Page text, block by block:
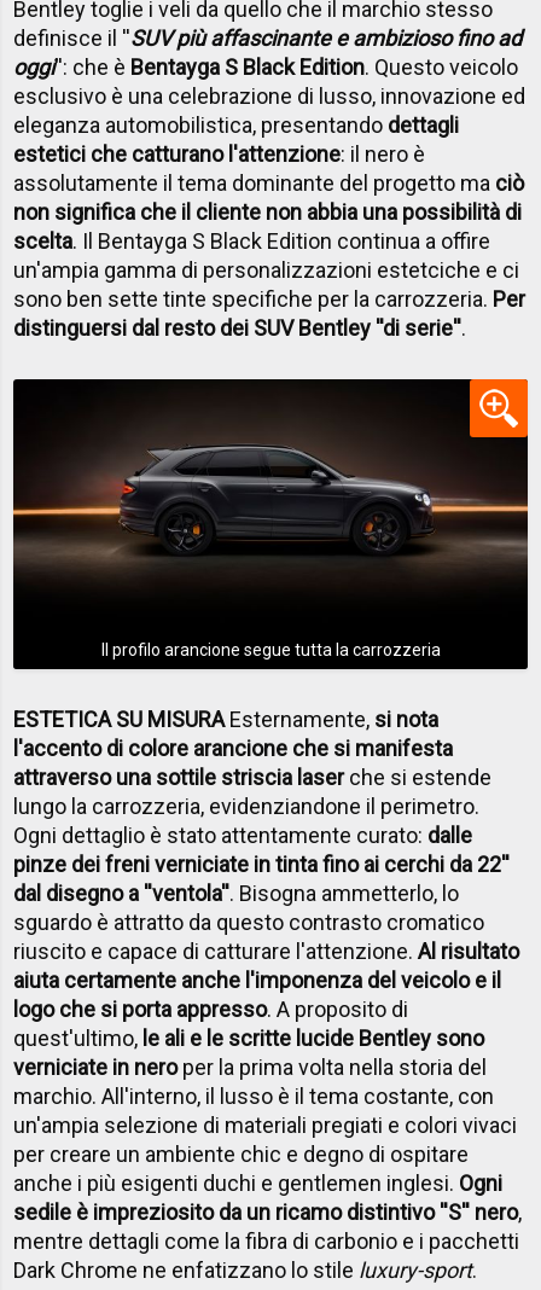
Bentley toglie i veli da quello che il marchio stesso
definisce il ''SUV più affascinante e ambizioso fino ad
oggi'': che è Bentayga S Black Edition. Questo veicolo
esclusivo è una celebrazione di lusso, innovazione ed
eleganza automobilistica, presentando dettagli
estetici che catturano l'attenzione: il nero è
assolutamente il tema dominante del progetto ma ciò
non significa che il cliente non abbia una possibilità di
scelta. Il Bentayga S Black Edition continua a offire
un'ampia gamma di personalizzazioni estetciche e ci
sono ben sette tinte specifiche per la carrozzeria. Per
distinguersi dal resto dei SUV Bentley ''di serie''.
Il profilo arancione segue tutta la carrozzeria
ESTETICA SU MISURAEsternamente, si nota
l'accento di colore arancione che si manifesta
attraverso una sottile striscia laserche si estende
lungo la carrozzeria, evidenziandone il perimetro.
Ogni dettaglio è stato attentamente curato: dalle
pinze dei freni verniciate in tinta fino ai cerchi da 22''
dal disegno a ''ventola''. Bisogna ammetterlo, lo
sguardo è attratto da questo contrasto cromatico
riuscito e capace di catturare l'attenzione.Al risultato
aiuta certamente anche l'imponenza del veicolo e il
logo che si porta appresso. A proposito di
quest'ultimo, le ali e le scritte lucide Bentley sono
verniciate in neroper la prima volta nella storia del
marchio. All'interno, il lusso è il tema costante, con
un'ampia selezione di materiali pregiati e colori vivaci
per creare un ambiente chic e degno di ospitare
anche i più esigenti duchi e gentlemen inglesi. Ogni
sedile è impreziosito da un ricamo distintivo ''S'' nero,
mentre dettagli come la fibra di carbonio e i pacchetti
Dark Chrome ne enfatizzano lo stile luxury-sport.